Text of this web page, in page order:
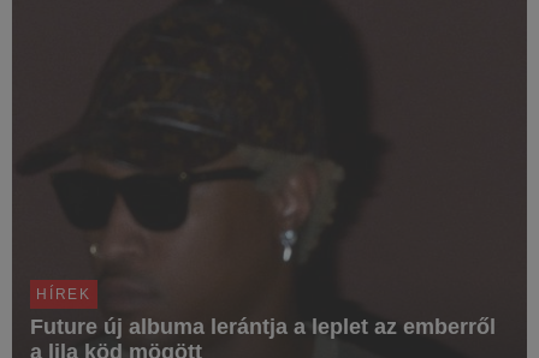
HÍREK
Future új albuma lerántja a leplet az emberről
a lila köd mögött